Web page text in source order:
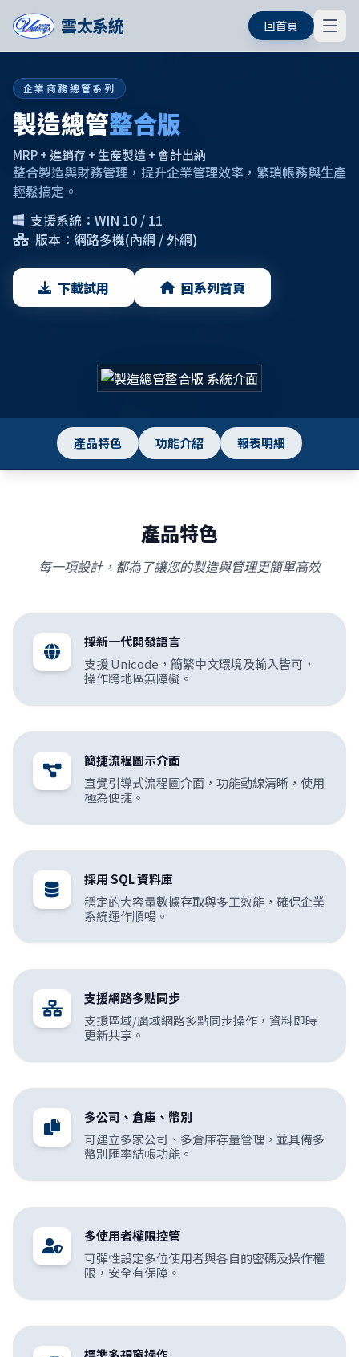
雲太系統 回首頁
企業商務總管系列
製造總管整合版
MRP + 進銷存 + 生產製造 + 會計出納
整合製造與財務管理，提升企業管理效率，繁瑣帳務與生產
輕鬆搞定。
支援系統：WIN 10 / 11
版本：網路多機(內網 / 外網)
下載試用 回系列首頁
產品特色 功能介紹 報表明細
產品特色
每一項設計，都為了讓您的製造與管理更簡單高效
採新一代開發語言
支援 Unicode，簡繁中文環境及輸入皆可，
操作跨地區無障礙。
簡捷流程圖示介面
直覺引導式流程圖介面，功能動線清晰，使用
極為便捷。
採用 SQL 資料庫
穩定的大容量數據存取與多工效能，確保企業
系統運作順暢。
支援網路多點同步
支援區域/廣域網路多點同步操作，資料即時
更新共享。
多公司、倉庫、幣別
可建立多家公司、多倉庫存量管理，並具備多
幣別匯率結帳功能。
多使用者權限控管
可彈性設定多位使用者與各自的密碼及操作權
限，安全有保障。